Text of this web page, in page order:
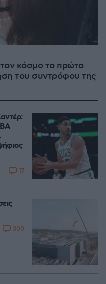
κόσμο το πρώτο
του συντρόφου της
17
300